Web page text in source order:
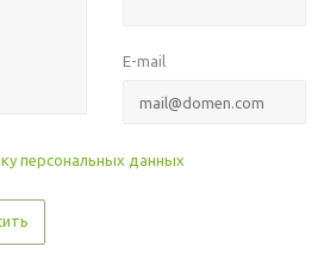
E-mail
персональных данных